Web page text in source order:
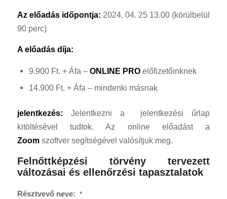
Az előadás időpontja: 2024. 04. 25 13.00 (körülbelül
90 perc)
A előadás díja:
9.900 Ft. + Áfa – ONLINE PROelőfizetőinknek
14.900 Ft. + Áfa – mindenki másnak
jelentkezés: Jelentkezni a jelentkezési űrlap
kitöltésével tudtok. Az online előadást a
Zoomszoftver segítségével valósítjuk meg.
Felnőttképzési törvény tervezett
változásai és ellenőrzési tapasztalatok
Résztvevő neve: *